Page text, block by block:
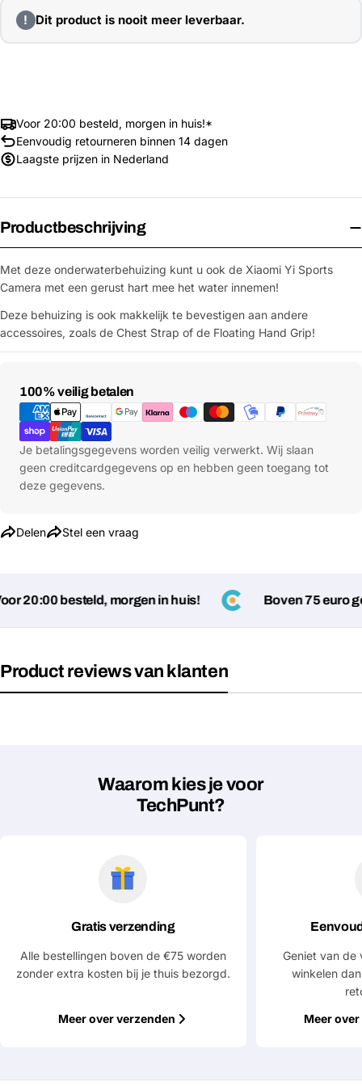
! Dit product is nooit meer leverbaar.
Voor 20:00 besteld, morgen in huis!*
Eenvoudig retourneren binnen 14 dagen
Laagste prijzen in Nederland
Productbeschrijving
Met deze onderwaterbehuizing kunt u ook de Xiaomi Yi Sports
Camera met een gerust hart mee het water innemen!
Deze behuizing is ook makkelijk te bevestigen aan andere
accessoires, zoals de Chest Strap of de Floating Hand Grip!
100% veilig betalen
Betaalmethoden
Je betalingsgegevens worden veilig verwerkt. Wij slaan
geen creditcardgegevens op en hebben geen toegang tot
deze gegevens.
Delen Stel een vraag
20:00 besteld, morgen in huis! Boven 75 euro
Product reviews van klanten
Waarom kies je voor
TechPunt?
Gratis verzending
Alle bestellingen boven de €75 worden
zonder extra kosten bij je thuis bezorgd.
Meer over verzenden
Geniet van de
winkelen
Meer